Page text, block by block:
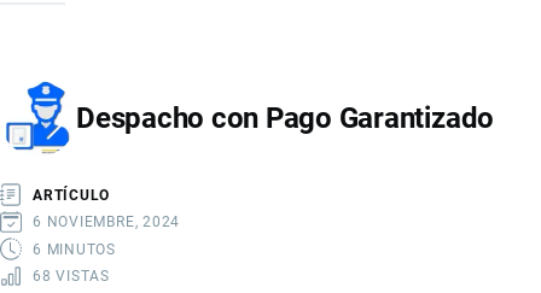
EN
ENTIDADES
Y
PROCEDIMIENTO
Despacho con Pago Garantizado
ARTÍCULO
6 NOVIEMBRE, 2024
6 MINUTOS
68 VISTAS